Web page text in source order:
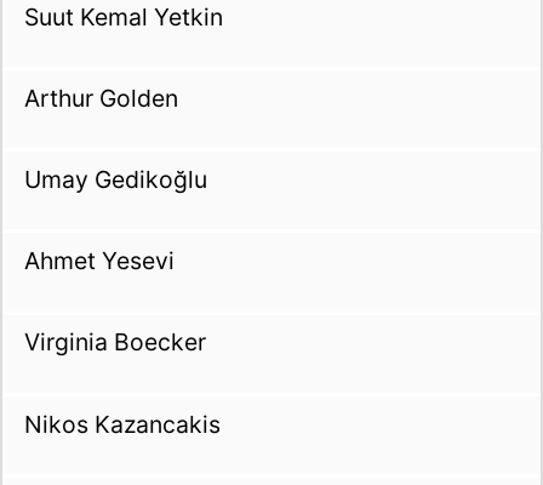
Suut Kemal Yetkin
Arthur Golden
Umay Gedikoğlu
Ahmet Yesevi
Virginia Boecker
Nikos Kazancakis